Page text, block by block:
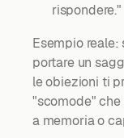
rispondere."
Esempio
portare un
le obiezioni ti
"scomode"
a memoria o